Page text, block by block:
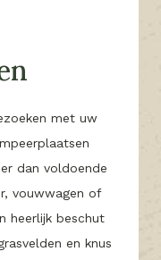
met uw
dan voldoende
vouwwagen of
heerlijk beschut
en knus